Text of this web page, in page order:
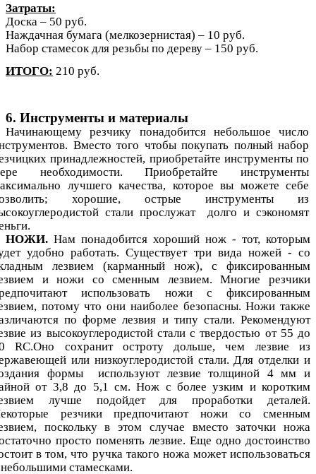
Затраты:
Доска – 50 руб.
Наждачная бумага (мелкозернистая) – 10 руб.
Набор стамесок для резьбы по дереву – 150 руб.
ИТОГО: 210 руб.
6. Инструменты и материалы
Начинающему резчику понадобится небольшое число
Вместо того чтобы покупать полный набор
принадлежностей, приобретайте инструменты по
необходимости. Приобретайте инструменты
лучшего качества, которое вы можете себе
хорошие, острые инструменты из
cтали прослужат долго и сэкономят
НОЖИ. Нам понадобится хороший нож - тот, которым
удобно работать. Существует три вида ножей - со
лезвием (карманный нож), с фиксированным
и ножи со сменным лезвием. Многие резчики
использовать ножи с фиксированным
потому что они наиболее безопасны. Ножи также
по форме лезвия и типу стали. Рекомендуют
из высокоуглеродистой стали с твердостью от 55 до
RC.Оно сохранит остроту дольше, чем лезвие из
или низкоуглеродистой стали. Для отделки и
формы используют лезвие толщиной 4 мм и
от 3,8 до 5,1 см. Нож с более узким и коротким
лучше подойдет для проработки деталей.
резчики предпочитают ножи со сменным
поскольку в этом случае вместо заточки ножа
просто поменять лезвие. Еще одно достоинство
в том, что ручка такого ножа может использоваться
стамесками.